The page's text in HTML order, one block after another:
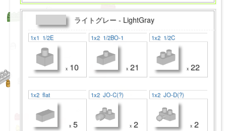
ライトグレー - LightGray
1x1 1/2E
x 10
1x2 1/2BO-1
x 21
1x2 1/2C
x 22
1x2 flat
x 5
1x2 JO-C(?)
x 2
1x2 JO-D(?)
x 2